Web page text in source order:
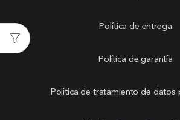
Política de entrega
Política de garantía
Política de tratamiento de datos